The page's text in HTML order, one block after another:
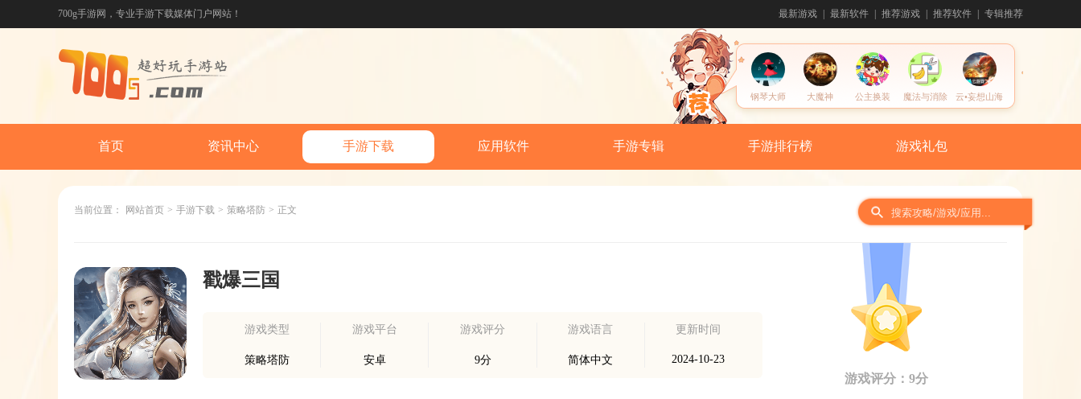
700g手游网，专业手游下载媒体门户网站！ 最新游戏 最新软件 推荐游戏 推荐软件 专辑推荐
钢琴大师 大魔神 公主换装 魔法与消除 云•妄想山海
首页 资讯中心 手游下载 应用软件 手游专辑 手游排行榜 游戏礼包
当前位置： 网站首页 > 手游下载 > 策略塔防 > 正文
戳爆三国
游戏类型
策略塔防
游戏平台
安卓
游戏评分
9分
游戏语言
简体中文
更新时间
2024-10-23
游戏评分：9分